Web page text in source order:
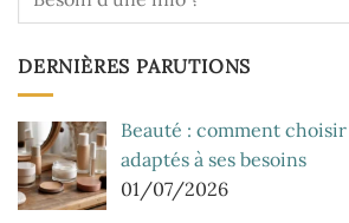
DERNIÈRES PARUTIONS
Beauté : comment
adaptés à ses besoins
01/07/2026